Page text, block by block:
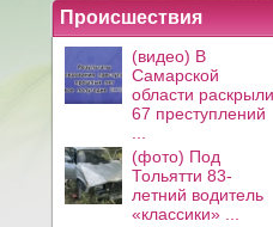
Происшествия
(видео) В
Самарской
области раскрыли
67 преступлений
(фото) Под
Тольятти 83-
летний водитель
«классики» ...